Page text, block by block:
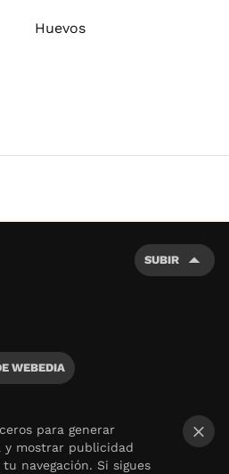
Huevos
SUBIR
WEBEDIA
para generar
y mostrar publicidad
navegación. Si sigues